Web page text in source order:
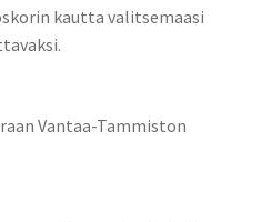
kautta valitsemaasi
Vantaa-Tammiston